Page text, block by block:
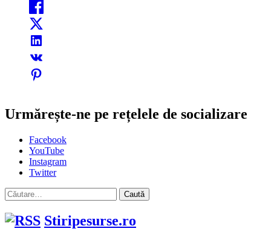
Urmărește-ne pe rețelele de socializare
Facebook
YouTube
Instagram
Twitter
Caută
după:
Stiripesurse.ro